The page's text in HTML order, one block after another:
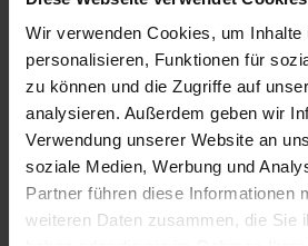
Wir verwenden Cookies, um Inhalte
personalisieren, Funktionen für
zu können und die Zugriffe auf
analysieren. Außerdem geben wir
Verwendung unserer Website an
soziale Medien, Werbung und
Partner führen diese Informationen
weiteren Daten zusammen, die Sie
weiß
Sofort verfügbar
Lieferzeit: 2-5 Tage